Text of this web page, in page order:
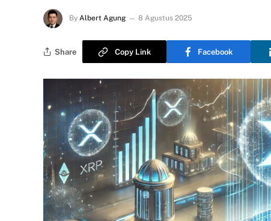
By Albert Agung 8 Agustus 2025
Share Copy Link Facebook